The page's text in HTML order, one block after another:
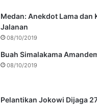
Medan: Anekdot Lama dan
Jalanan
08/10/2019
Buah Simalakama
08/10/2019
Pelantikan Jokowi Dijaga